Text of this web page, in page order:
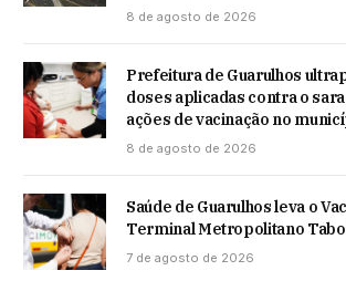
8 de agosto de 2026
Prefeitura de Guarulhos
doses aplicadas contra o
ações de vacinação no
8 de agosto de 2026
Saúde de Guarulhos leva o
Terminal Metropolitano
7 de agosto de 2026